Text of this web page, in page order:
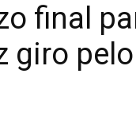
final
giro